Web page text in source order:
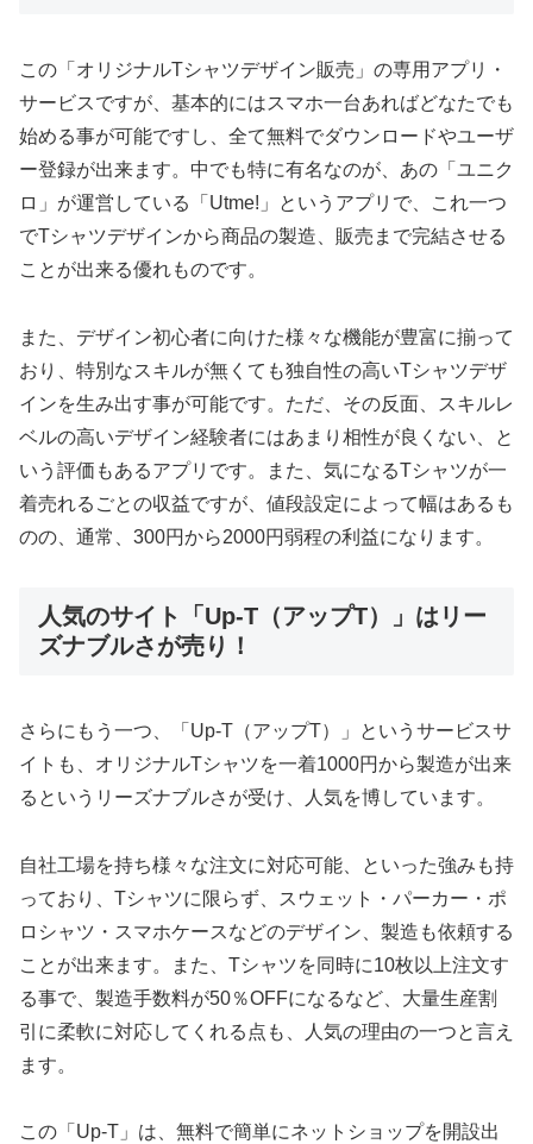
この「オリジナルTシャツデザイン販売」の専用アプリ・
サービスですが、基本的にはスマホ一台あればどなたでも
始める事が可能ですし、全て無料でダウンロードやユーザ
ー登録が出来ます。中でも特に有名なのが、あの「ユニク
ロ」が運営している「Utme!」というアプリで、これ一つ
でTシャツデザインから商品の製造、販売まで完結させる
ことが出来る優れものです。
また、デザイン初心者に向けた様々な機能が豊富に揃って
おり、特別なスキルが無くても独自性の高いTシャツデザ
インを生み出す事が可能です。ただ、その反面、スキルレ
ベルの高いデザイン経験者にはあまり相性が良くない、と
いう評価もあるアプリです。また、気になるTシャツが一
着売れるごとの収益ですが、値段設定によって幅はあるも
のの、通常、300円から2000円弱程の利益になります。
人気のサイト「Up-T（アップT）」はリー
ズナブルさが売り！
さらにもう一つ、「Up-T（アップT）」というサービスサ
イトも、オリジナルTシャツを一着1000円から製造が出来
るというリーズナブルさが受け、人気を博しています。
自社工場を持ち様々な注文に対応可能、といった強みも持
っており、Tシャツに限らず、スウェット・パーカー・ポ
ロシャツ・スマホケースなどのデザイン、製造も依頼する
ことが出来ます。また、Tシャツを同時に10枚以上注文す
る事で、製造手数料が50％OFFになるなど、大量生産割
引に柔軟に対応してくれる点も、人気の理由の一つと言え
ます。
この「Up-T」は、無料で簡単にネットショップを開設出